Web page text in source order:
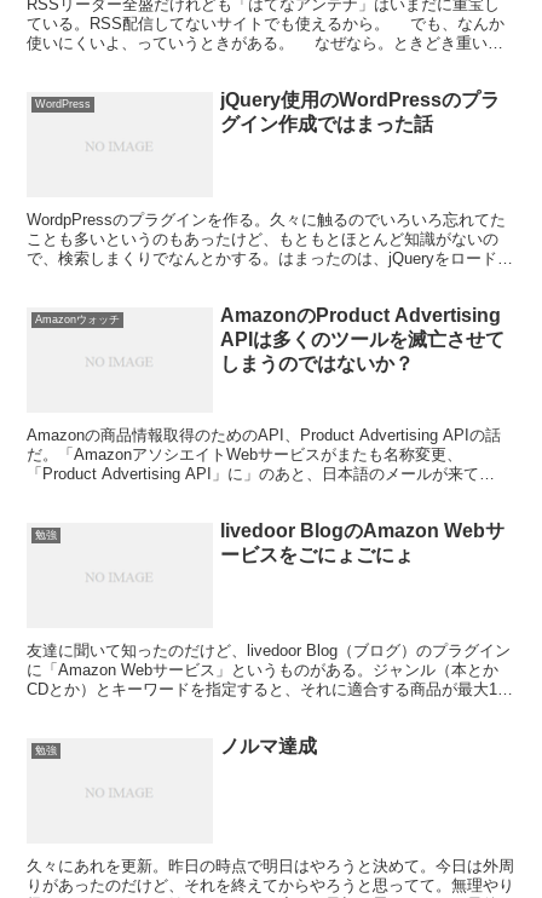
RSSリーダー全盛だけれども「はてなアンテナ」はいまだに重宝し
ている。RSS配信してないサイトでも使えるから。 でも、なんか
使いにくいよ、っていうときがある。 なぜなら。ときどき重いと
WordPress
jQuery使用のWordPressのプラ
グイン作成ではまった話
WordpPressのプラグインを作る。久々に触るのでいろいろ忘れてた
ことも多いというのもあったけど、もともとほとんど知識がないの
で、検索しまくりでなんとかする。はまったのは、jQueryをロードす
Amazonウォッチ
AmazonのProduct Advertising
APIは多くのツールを滅亡させて
しまうのではないか？
Amazonの商品情報取得のためのAPI、Product Advertising APIの話
だ。「AmazonアソシエイトWebサービスがまたも名称変更、
「Product Advertising API」に」のあと、日本語のメールが来て
勉強
livedoor BlogのAmazon Webサ
ービスをごにょごにょ
友達に聞いて知ったのだけど、livedoor Blog（ブログ）のプラグイン
に「Amazon Webサービス」というものがある。ジャンル（本とか
CDとか）とキーワードを指定すると、それに適合する商品が最大10
勉強 ノルマ達成
久々にあれを更新。昨日の時点で明日はやろうと決めて。今日は外周
りがあったのだけど、それを終えてからやろうと思ってて。無理やり